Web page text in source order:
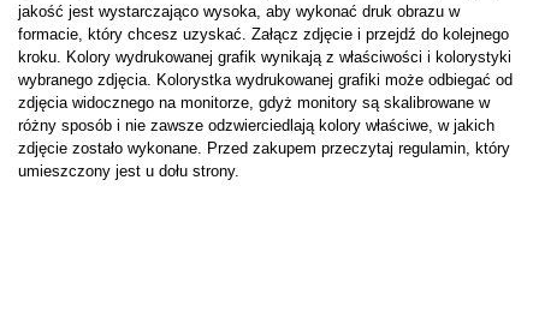
jakość jest wystarczająco wysoka, aby wykonać druk obrazu w
formacie, który chcesz uzyskać. Załącz zdjęcie i przejdź do kolejnego
kroku. Kolory wydrukowanej grafik wynikają z właściwości i kolorystyki
wybranego zdjęcia. Kolorystka wydrukowanej grafiki może odbiegać od
zdjęcia widocznego na monitorze, gdyż monitory są skalibrowane w
różny sposób i nie zawsze odzwierciedlają kolory właściwe, w jakich
zdjęcie zostało wykonane. Przed zakupem przeczytaj regulamin, który
umieszczony jest u dołu strony.